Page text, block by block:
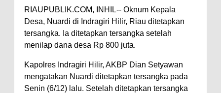
RIAUPUBLIK.COM, INHIL-- Oknum Kepala
Desa, Nuardi di Indragiri Hilir, Riau ditetapkan
tersangka. Ia ditetapkan tersangka setelah
menilap dana desa Rp 800 juta.
Kapolres Indragiri Hilir, AKBP Dian Setyawan
mengatakan Nuardi ditetapkan tersangka pada
Senin (6/12) lalu. Setelah ditetapkan tersangka